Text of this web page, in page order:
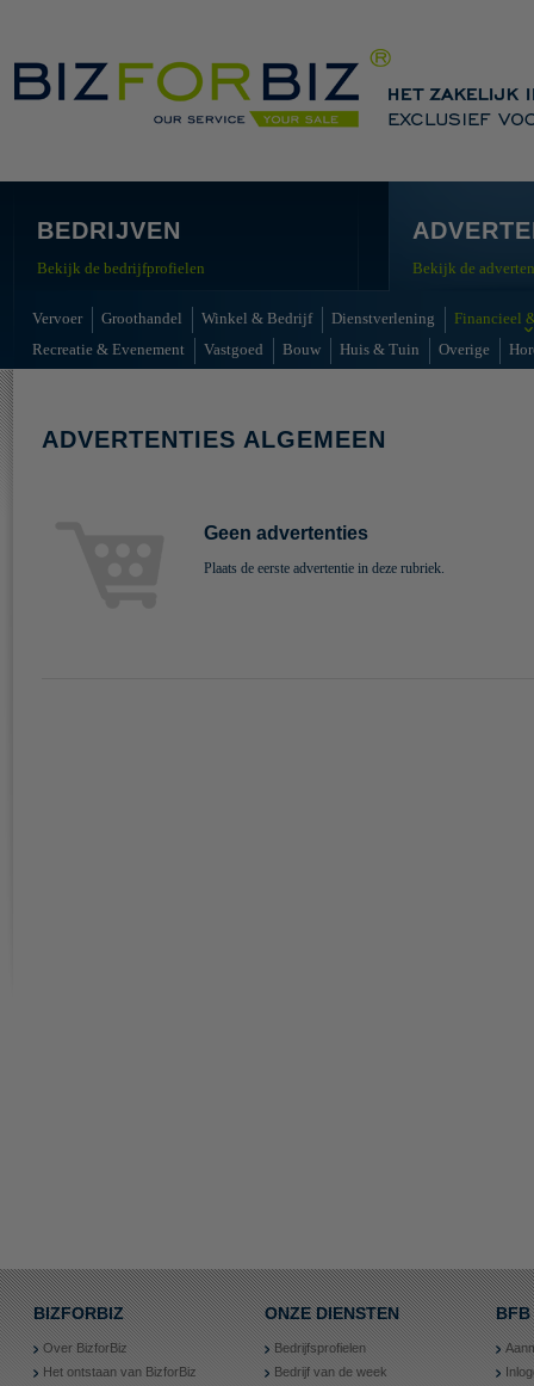
BEDRIJVEN
Bekijk de bedrijfprofielen Bekijk de
Vervoer Groothandel Winkel & Bedrijf Dienstverlening
Financieel
Recreatie & Evenement
Vastgoed Bouw Huis & Tuin Overige
ADVERTENTIES ALGEMEEN
Geen advertenties
Plaats de eerste advertentie in deze rubriek.
BIZFORBIZ
Over BizforBiz
Het ontstaan van BizforBiz
ONZE DIENSTEN
Bedrijfsprofielen
Bedrijf van de week
BFB